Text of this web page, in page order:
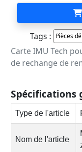
Tags : Pièces
Carte IMU Tech
de rechange de
Spécifications
Type de l'article
Nom de l'article